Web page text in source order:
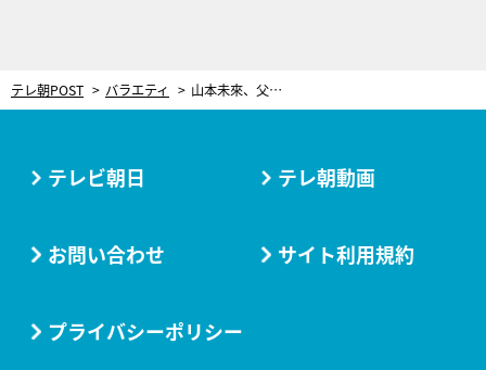
テレ朝POST バラエティ 山本未來、父・山本寛斎さんが亡くなって3年。突然の闘病生活…やっと思い出を語れるように
テレビ朝日 テレ朝動画
お問い合わせ サイト利用規約
プライバシーポリシー